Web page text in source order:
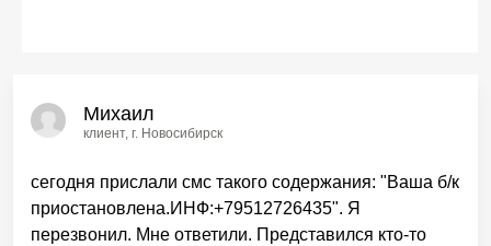
Михаил
клиент, г. Новосибирск
сегодня прислали смс такого содержания: "Ваша б/к
приостановлена.ИНФ:+79512726435". Я
перезвонил. Мне ответили. Представился кто-то